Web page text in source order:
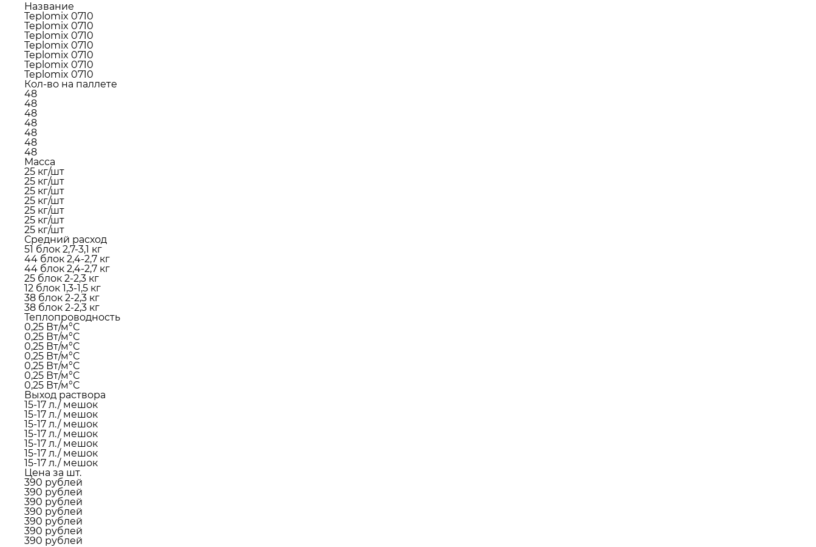
Название
Teplomix 0710
Teplomix 0710
Teplomix 0710
Teplomix 0710
Teplomix 0710
Teplomix 0710
Teplomix 0710
Кол-во на паллете
48
48
48
48
48
48
48
Масса
25 кг/шт
25 кг/шт
25 кг/шт
25 кг/шт
25 кг/шт
25 кг/шт
25 кг/шт
Средний расход
51 блок 2,7-3,1 кг
44 блок 2,4-2,7 кг
44 блок 2,4-2,7 кг
25 блок 2-2,3 кг
12 блок 1,3-1,5 кг
38 блок 2-2,3 кг
38 блок 2-2,3 кг
Теплопроводность
0,25 Вт/м°С
0,25 Вт/м°С
0,25 Вт/м°С
0,25 Вт/м°С
0,25 Вт/м°С
0,25 Вт/м°С
0,25 Вт/м°С
Выход раствора
15-17 л./ мешок
15-17 л./ мешок
15-17 л./ мешок
15-17 л./ мешок
15-17 л./ мешок
15-17 л./ мешок
15-17 л./ мешок
Цена за шт.
390 рублей
390 рублей
390 рублей
390 рублей
390 рублей
390 рублей
390 рублей